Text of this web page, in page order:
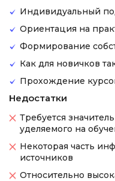
Индивидуальный
Ориентация на
Формирование
Как для новичков
Прохождение
Недостатки
Требуется
уделяемого на
Некоторая часть
источников
Относительно